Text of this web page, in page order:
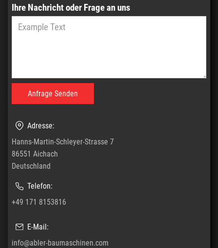
Ihre Nachricht oder Frage an uns
Adresse:
Hanns-Martin-Schleyer-Strasse 7
86551 Aichach
Deutschland
Telefon:
+49 171 8153816
E-Mail:
info@abler-baumaschinen.com